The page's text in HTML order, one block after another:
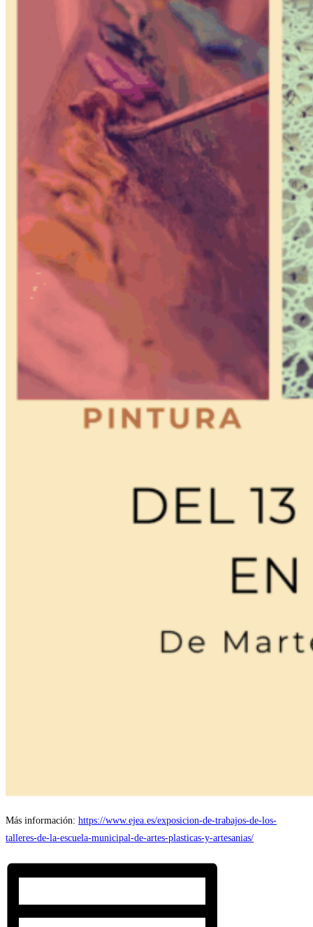
Más información: https://www.ejea.es/exposicion-de-trabajos-de-los-
talleres-de-la-escuela-municipal-de-artes-plasticas-y-artesanias/